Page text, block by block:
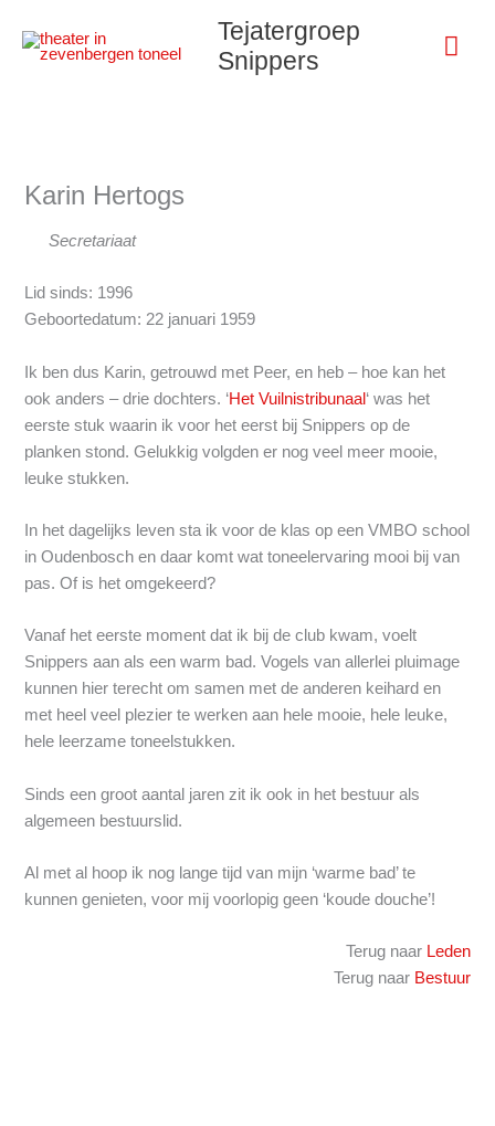
naar
Tejatergroep
Snippers
Karin Hertogs
Secretariaat
Lid sinds: 1996
Geboortedatum: 22 januari 1959
Ik ben dus Karin, getrouwd met Peer, en heb – hoe kan het
ook anders – drie dochters. ‘Het Vuilnistribunaal ‘ was het
eerste stuk waarin ik voor het eerst bij Snippers op de
planken stond. Gelukkig volgden er nog veel meer mooie,
leuke stukken.
In het dagelijks leven sta ik voor de klas op een VMBO school
in Oudenbosch en daar komt wat toneelervaring mooi bij van
pas. Of is het omgekeerd?
Vanaf het eerste moment dat ik bij de club kwam, voelt
Snippers aan als een warm bad. Vogels van allerlei pluimage
kunnen hier terecht om samen met de anderen keihard en
met heel veel plezier te werken aan hele mooie, hele leuke,
hele leerzame toneelstukken.
Sinds een groot aantal jaren zit ik ook in het bestuur als
algemeen bestuurslid.
Al met al hoop ik nog lange tijd van mijn ‘warme bad’ te
kunnen genieten, voor mij voorlopig geen ‘koude douche’!
Terug naar Leden
Terug naar Bestuur